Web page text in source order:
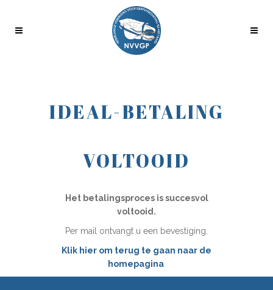
IDEAL-BETALING
VOLTOOID
Het betalingsproces is succesvol
voltooid.
Per mail ontvangt u een bevestiging.
Klik hier om terug te gaan naar de
homepagina